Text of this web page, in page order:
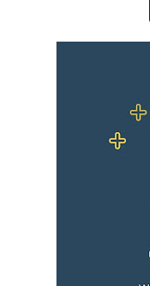
في العراق
في السودان